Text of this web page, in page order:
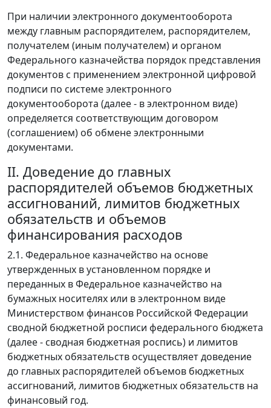
При наличии электронного документооборота
между главным распорядителем, распорядителем,
получателем (иным получателем) и органом
Федерального казначейства порядок представления
документов с применением электронной цифровой
подписи по системе электронного
документооборота (далее - в электронном виде)
определяется соответствующим договором
(соглашением) об обмене электронными
документами.
II. Доведение до главных
распорядителей объемов бюджетных
ассигнований, лимитов бюджетных
обязательств и объемов
финансирования расходов
2.1. Федеральное казначейство на основе
утвержденных в установленном порядке и
переданных в Федеральное казначейство на
бумажных носителях или в электронном виде
Министерством финансов Российской Федерации
сводной бюджетной росписи федерального бюджета
(далее - сводная бюджетная роспись) и лимитов
бюджетных обязательств осуществляет доведение
до главных распорядителей объемов бюджетных
ассигнований, лимитов бюджетных обязательств на
финансовый год.